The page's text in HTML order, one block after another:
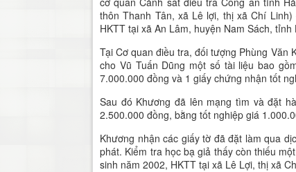
thôn Thanh Tân, xã Lê lợi, thị xã Chí
HKTT tại xã An Lâm, huyện Nam Sách, tỉnh
Tại Cơ quan điều tra, đối tượng Phùng Văn
cho Vũ Tuấn Dũng một số tài liệu bao
7.000.000 đồng và 1 giấy chứng nhận tốt
Sau đó Khương đã lên mạng tìm và đặt
2.500.000 đồng, bằng tốt nghiệp giá
Khương nhận các giấy tờ đã đặt làm qua
phát. Kiểm tra học bạ giả thấy còn thiếu
sinh năm 2002, HKTT tại xã Lê Lợi, thị xã